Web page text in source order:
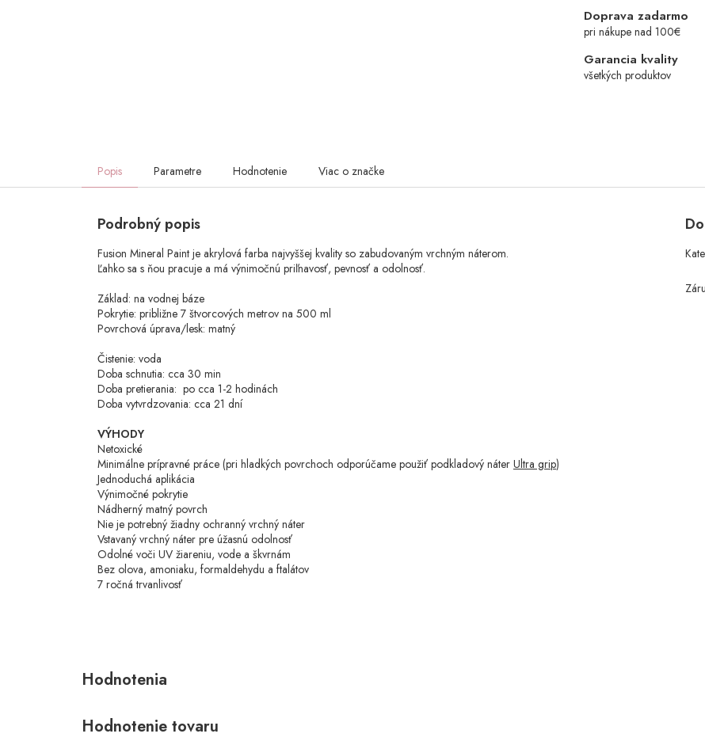
Doprava zadarmo
pri nákupe nad 100€
Garancia kvality
všetkých produktov
Popis Parametre Hodnotenie Viac o značke
Podrobný popis
Fusion Mineral Paint je akrylová farba najvyššej kvality so zabudovaným vrchným náterom.
Ľahko sa s ňou pracuje a má výnimočnú priľnavosť, pevnosť a odolnosť.
Základ: na vodnej báze
Pokrytie: približne 7 štvorcových metrov na 500 ml
Povrchová úprava/lesk: matný
Čistenie: voda
Doba schnutia: cca 30 min
Doba pretierania: po cca 1-2 hodinách
Doba vytvrdzovania: cca 21 dní
VÝHODY
Netoxické
Minimálne prípravné práce (pri hladkých povrchoch odporúčame použiť podkladový náter Ultra grip)
Jednoduchá aplikácia
Výnimočné pokrytie
Nádherný matný povrch
Nie je potrebný žiadny ochranný vrchný náter
Vstavaný vrchný náter pre úžasnú odolnosť
Odolné voči UV žiareniu, vode a škvrnám
Bez olova, amoniaku, formaldehydu a ftalátov
7 ročná trvanlivosť
Hodnotenie tovaru